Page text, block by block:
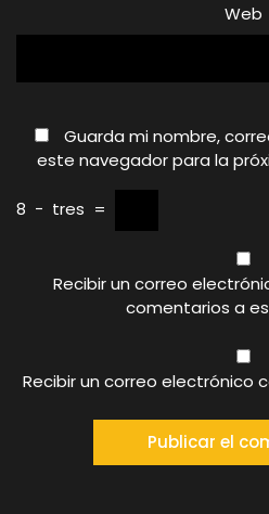
Web
Guarda mi nombre,
este navegador para la
8 − tres =
Recibir un correo
comentarios a
Recibir un correo electrónico